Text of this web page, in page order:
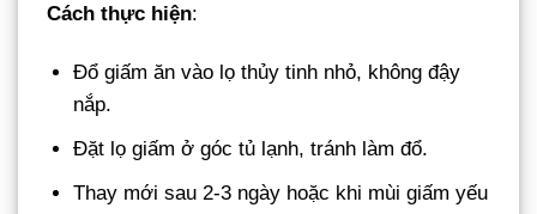
Cách thực hiện:
Đổ giấm ăn vào lọ thủy tinh nhỏ, không đậy
nắp.
Đặt lọ giấm ở góc tủ lạnh, tránh làm đổ.
Thay mới sau 2-3 ngày hoặc khi mùi giấm yếu